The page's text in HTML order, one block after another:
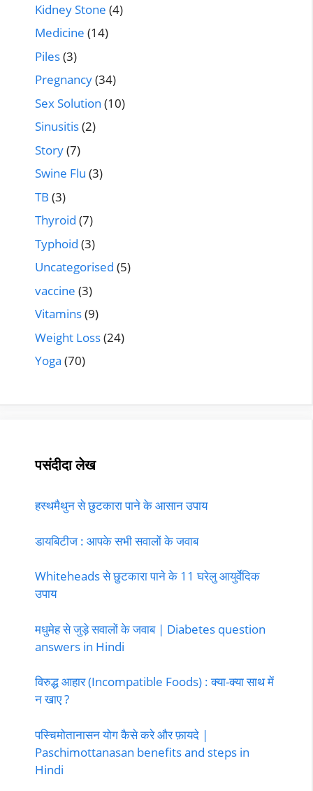
Kidney Stone (4)
Medicine (14)
Piles(3)
Pregnancy(34)
Sex Solution (10)
Sinusitis(2)
Story(7)
Swine Flu (3)
TB (3)
Thyroid (7)
Typhoid (3)
Uncategorised (5)
vaccine (3)
Vitamins(9)
Weight Loss(24)
Yoga (70)
पसंदीदा लेख
हस्थमैथुन से छुटकारा पाने के आसान उपाय
डायबिटीज : आपके सभी सवालों के जवाब
Whiteheads से छुटकारा पाने के 11 घरेलु आयुर्वेदिक
उपाय
मधुमेह से जुड़े सवालों के जवाब | Diabetes question
answers in Hindi
विरुद्ध आहार (Incompatible Foods) : क्या-क्या साथ में
न खाए ?
पस्चिमोतानासन योग कैसे करे और फ़ायदे |
Paschimottanasan benefits and steps in
Hindi